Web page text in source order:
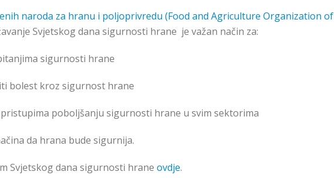
naroda za hranu i poljoprivredu (Food and Agriculture Organization of
Svjetskog dana sigurnosti hrane je važan način za:
sigurnosti hrane
bolest kroz sigurnost hrane
poboljšanju sigurnosti hrane u svim sektorima
da hrana bude sigurnija.
Svjetskog dana sigurnosti hrane ovdje.